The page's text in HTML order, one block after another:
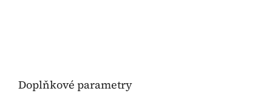
Doplňkové parametry